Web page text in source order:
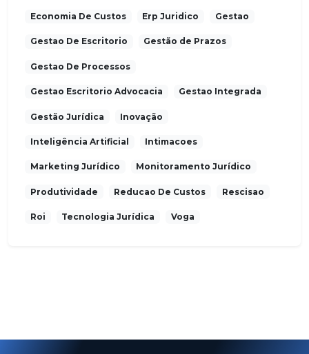
Economia De Custos Erp Juridico Gestao
Gestao De Escritorio Gestão de Prazos
Gestao De Processos
Gestao Escritorio Advocacia Gestao Integrada
Gestão Jurídica Inovação
Inteligência Artificial Intimacoes
Marketing Jurídico Monitoramento Jurídico
Produtividade Reducao De Custos Rescisao
Roi Tecnologia Jurídica Voga